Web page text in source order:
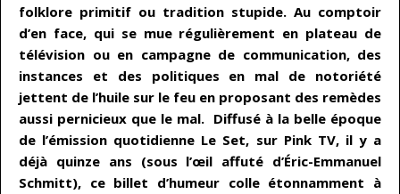
folklore primitif ou tradition stupide. Au comptoir
d’en face, qui se mue régulièrement en plateau de
télévision ou en campagne de communication, des
instances et des politiques en mal de notoriété
jettent de l’huile sur le feu en proposant des remèdes
aussi pernicieux que le mal. Diffusé à la belle époque
de l’émission quotidienne Le Set, sur Pink TV, il y a
déjà quinze ans (sous l’œil affuté d’Éric-Emmanuel
Schmitt), ce billet d’humeur colle étonnamment à